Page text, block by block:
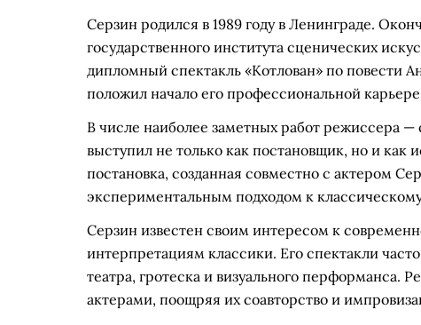
Серзин родился в 1989 году в Ленинграде.
государственного института сценических
дипломный спектакль «Котлован» по повести
положил начало его профессиональной
В числе наиболее заметных работ режиссера
выступил не только как постановщик, но и как
постановка, созданная совместно с актером
экспериментальным подходом к
Серзин известен своим интересом к
интерпретациям классики. Его спектакли
театра, гротеска и визуального перформанса.
актерами, поощряя их соавторство и